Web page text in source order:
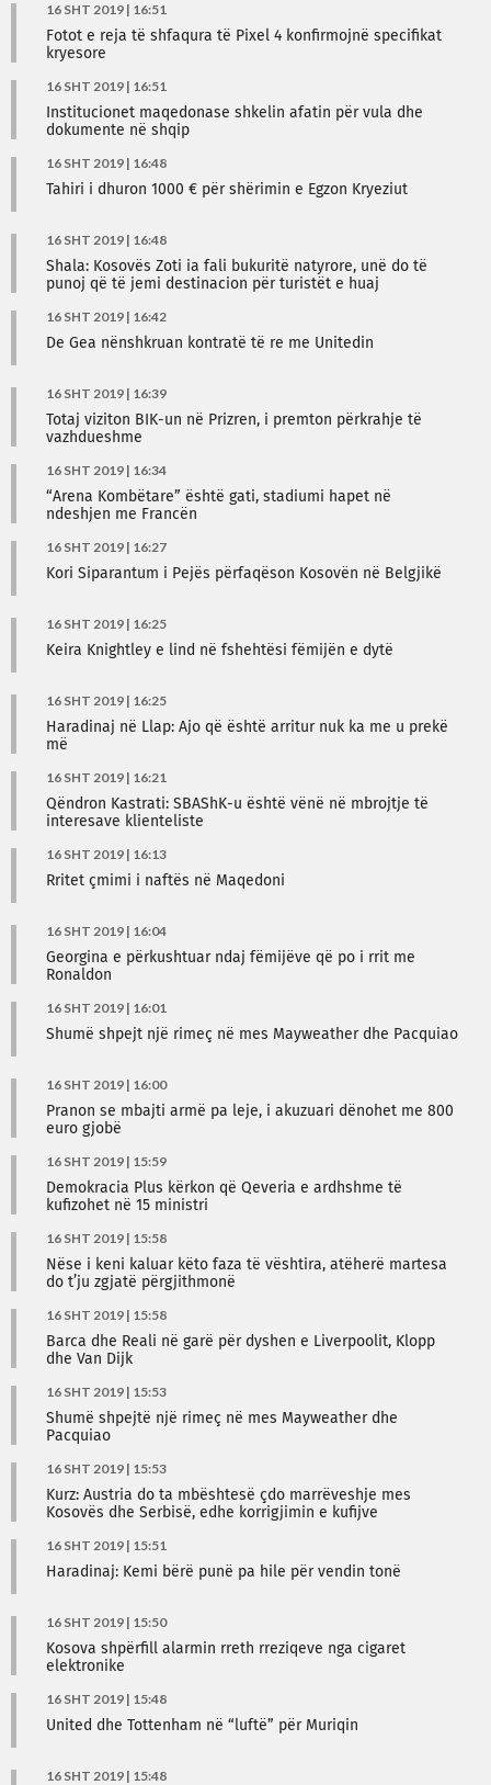
16 SHT 2019 | 16:51
Fotot e reja të shfaqura të Pixel 4 konfirmojnë specifikat
kryesore
16 SHT 2019 | 16:51
Institucionet maqedonase shkelin afatin për vula dhe
dokumente në shqip
16 SHT 2019 | 16:48
Tahiri i dhuron 1000 € për shërimin e Egzon Kryeziut
16 SHT 2019 | 16:48
Shala: Kosovës Zoti ia fali bukuritë natyrore, unë do të
punoj që të jemi destinacion për turistët e huaj
16 SHT 2019 | 16:42
De Gea nënshkruan kontratë të re me Unitedin
16 SHT 2019 | 16:39
Totaj viziton BIK-un në Prizren, i premton përkrahje të
vazhdueshme
16 SHT 2019 | 16:34
“Arena Kombëtare” është gati, stadiumi hapet në
ndeshjen me Francën
16 SHT 2019 | 16:27
​Kori Siparantum i Pejës përfaqëson Kosovën në Belgjikë
16 SHT 2019 | 16:25
Keira Knightley e lind në fshehtësi fëmijën e dytë
16 SHT 2019 | 16:25
Haradinaj në Llap: Ajo që është arritur nuk ka me u prekë
më
16 SHT 2019 | 16:21
Qëndron Kastrati: SBAShK-u është vënë në mbrojtje të
interesave klienteliste
16 SHT 2019 | 16:13
Rritet çmimi i naftës në Maqedoni
16 SHT 2019 | 16:04
Georgina e përkushtuar ndaj fëmijëve që po i rrit me
Ronaldon
16 SHT 2019 | 16:01
Shumë shpejt një rimeç në mes Mayweather dhe Pacquiao
16 SHT 2019 | 16:00
Pranon se mbajti armë pa leje, i akuzuari dënohet me 800
euro gjobë
16 SHT 2019 | 15:59
Demokracia Plus kërkon që Qeveria e ardhshme të
kufizohet në 15 ministri
16 SHT 2019 | 15:58
Nëse i keni kaluar këto faza të vështira, atëherë martesa
do t’ju zgjatë përgjithmonë
16 SHT 2019 | 15:58
Barca dhe Reali në garë për dyshen e Liverpoolit, Klopp
dhe Van Dijk
16 SHT 2019 | 15:53
Shumë shpejtë një rimeç në mes Mayweather dhe
Pacquiao
16 SHT 2019 | 15:53
Kurz: Austria do ta mbështesë çdo marrëveshje mes
Kosovës dhe Serbisë, edhe korrigjimin e kufijve
16 SHT 2019 | 15:51
Haradinaj: Kemi bërë punë pa hile për vendin tonë
16 SHT 2019 | 15:50
Kosova shpërfill alarmin rreth rreziqeve nga cigaret
elektronike
16 SHT 2019 | 15:48
United dhe Tottenham në “luftë” për Muriqin
16 SHT 2019 | 15:48